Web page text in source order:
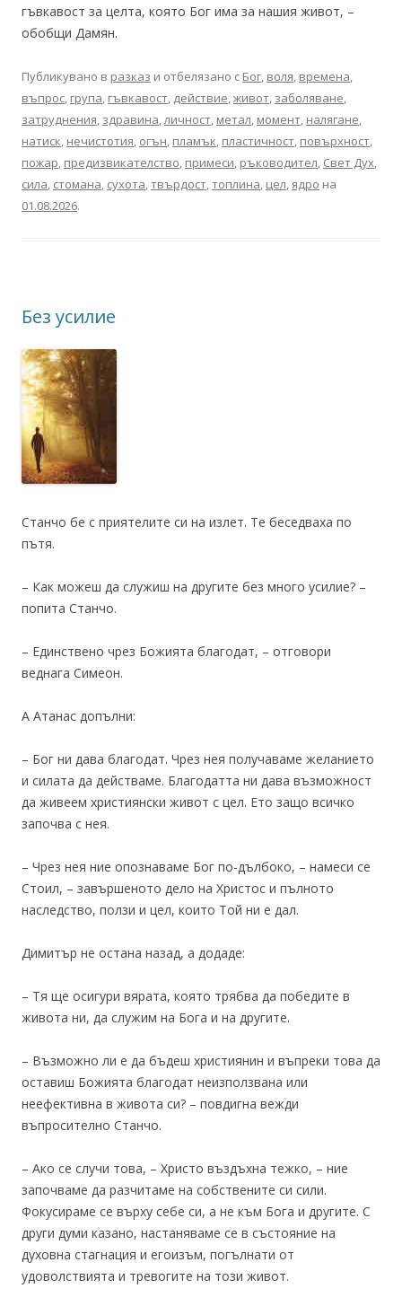
гъвкавост за целта, която Бог има за нашия живот, –
обобщи Дамян.
Публикувано в разказ и отбелязано с Бог, воля, времена,
въпрос, група, гъвкавост, действие,живот, заболяване,
затруднения, здравина,личност, метал, момент, налягане,
натиск, нечистотия, огън, пламък, пластичност, повърхност,
пожар, предизвикателство, примеси, ръководител, Свет Дух,
сила, стомана, сухота,твърдост,топлина, цел,ядро на
01.08.2026.
Без усилие
Станчо бе с приятелите си на излет. Те беседваха по
пътя.
– Как можеш да служиш на другите без много усилие? –
попита Станчо.
– Единствено чрез Божията благодат, – отговори
веднага Симеон.
А Атанас допълни:
– Бог ни дава благодат. Чрез нея получаваме желанието
и силата да действаме. Благодатта ни дава възможност
да живеем християнски живот с цел. Ето защо всичко
започва с нея.
– Чрез нея ние опознаваме Бог по-дълбоко, – намеси се
Стоил, – завършеното дело на Христос и пълното
наследство, ползи и цел, които Той ни е дал.
Димитър не остана назад, а додаде:
– Тя ще осигури вярата, която трябва да победите в
живота ни, да служим на Бога и на другите.
– Възможно ли е да бъдеш християнин и въпреки това да
оставиш Божията благодат неизползвана или
неефективна в живота си? – повдигна вежди
въпросително Станчо.
– Ако се случи това, – Христо въздъхна тежко, – ние
започваме да разчитаме на собствените си сили.
Фокусираме се върху себе си, а не към Бога и другите. С
други думи казано, настаняваме се в състояние на
духовна стагнация и егоизъм, погълнати от
удоволствията и тревогите на този живот.